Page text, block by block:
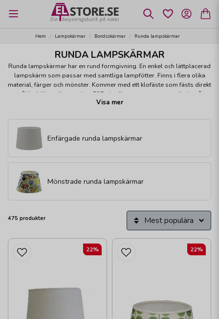
Hem Lampskärmar Bordsskärmar Runda lampskärmar
RUNDA LAMPSKÄRMAR
Runda lampskärmar har en rund formgivning. En enkel och lättplacerad
lampskärm som passar med samtliga lampfötter. Finns i flera olika
material, färger och mönster. Kommer med ett klofäste som fästs direkt
på ljuskällan eller med ett E27-ringfäste som monteras direkt på
lamphållaren.
Vi har samlat alla storlekar i samma färg och form inne på 1st artikel. Om
du ser en lampskärm som du tycker om, klicka på den och välj storlek
samt läs i beskrivningen vilket fäste just den storleken har.
Visa mer
Enfärgade runda lampskärmar
Mönstrade runda lampskärmar
475 produkter Mest populära
22% 22%